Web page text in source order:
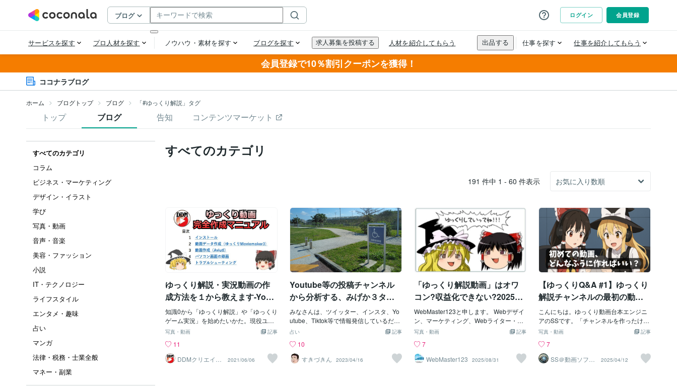
会員登録で10％割引クーポンを獲得！
ココナラブログ
ホーム ブログトップ ブログ 「#ゆっくり解説」タグ
トップ ブログ 告知 コンテンツマーケット
すべてのカテゴリ
コラム
ビジネス・マーケティング
デザイン・イラスト
学び
写真・動画
音声・音楽
美容・ファッション
小説
IT・テクノロジー
ライフスタイル
エンタメ・趣味
占い
マンガ
法律・税務・士業全般
マネー・副業
すべてのカテゴリ
191 件中 1 - 60 件表示
ゆっくり解説・実況動画の作
成方法を１から教えます-YouT
ube講座
知識0から「ゆっくり解説」や「ゆっくり
ゲーム実況」を始めたいかた。現役ユー
チューバーが、ゆっくり動画の作り方を
は、ゲーム実況や解説動画などで、可愛
いキャラクターがセリフをしゃべって解
説する動画です。このような動画を皆さ
記事
写真・動画
11
DDMクリエイタ
2021/06/06
Youtube等の投稿チャンネル
から分析する、みげか３タイ
プ診断占い
みなさんは、ツイッター、インスタ、Yo
utube、Tiktok等で情報発信しているだろ
うか？みげか診断では動画投稿のジャン
分析ができるので、それを語っていこう
と思う。①現在共感型（６割）は、流
行、二次創作、時事解説などの「元ネタ
記事
占い
10
すきづきん
2023/04/16
「ゆっくり解説動画」はオワ
コン?収益化できない?2025年
から新たに始めるべき理由を
解説
WebMaster123と申します。 Webデザイ
ン、マーケティング、Webライター・We
bクリエイターのプロ！プラチナランク獲
で、あなたのWeb集客を強化します！ ✅
私の強み 検索上位を狙う重要な要素のGo
ogleの検索品質評価ガイドラインである
記事
写真・動画
7
WebMaster123
2025/08/31
【ゆっくりQ&A #1】ゆっくり
解説チャンネルの最初の動
画、何を出すべき？初心者が
必ず悩む質問にお答えしま
す！目指すべきは「王道」と
「個性」…自己紹介動画をや
めたほうがいい理由って？視
こんにちは。ゆっくり動画台本エンジニ
アのSSです。「チャンネルを作ったけ
ど、最初に何を投稿すればいいかわから
方、多いのではないでしょうか？このnot
eでは、よくある間違いを避けつつ、最初
の1本で「方向性が伝わる動画」を投稿す
記事
写真・動画
7
SS＠動画ソフト
ウェアエンジニ
2025/04/12